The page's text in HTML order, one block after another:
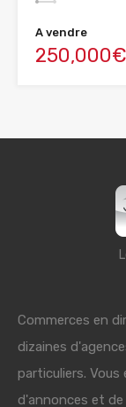
A vendre
250,000€
Commerces en
dizaines
particuliers.
d'annonces et